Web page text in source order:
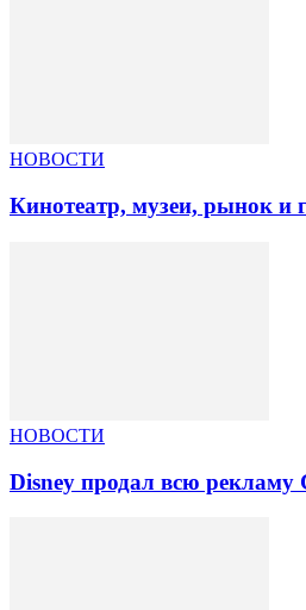
НОВОСТИ
Кинотеатр, музеи, рынок и
НОВОСТИ
Disney продал всю рекламу